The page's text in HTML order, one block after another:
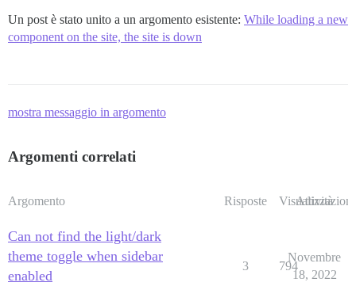
Un post è stato unito a un argomento esistente: While loading a new
component on the site, the site is down
mostra messaggio in argomento
Argomenti correlati
Argomento Risposte Visualizzazioni
Attività
Can not find the light/dark
theme toggle when sidebar
enabled
3 794
Novembre
18, 2022